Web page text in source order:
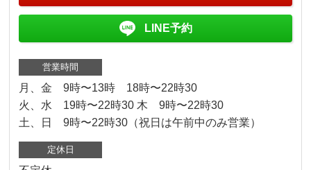
LINE予約
営業時間
月、金 9時〜13時 18時〜22時30
火、水 19時〜22時30 木 9時〜22時30
土、日 9時〜22時30（祝日は午前中のみ営業）
定休日